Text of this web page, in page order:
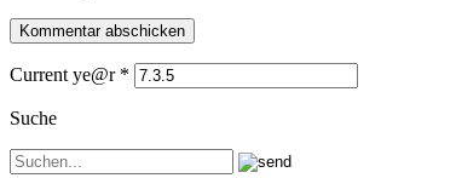
Current ye@r *
Suche